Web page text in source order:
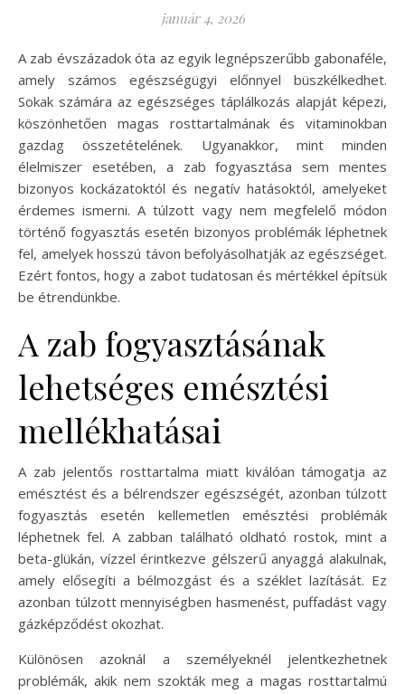
január 4, 2026
A zab évszázadok óta az egyik legnépszerűbb gabonaféle,
amely számos egészségügyi előnnyel büszkélkedhet.
Sokak számára az egészséges táplálkozás alapját képezi,
köszönhetően magas rosttartalmának és vitaminokban
gazdag összetételének. Ugyanakkor, mint minden
élelmiszer esetében, a zab fogyasztása sem mentes
bizonyos kockázatoktól és negatív hatásoktól, amelyeket
érdemes ismerni. A túlzott vagy nem megfelelő módon
történő fogyasztás esetén bizonyos problémák léphetnek
fel, amelyek hosszú távon befolyásolhatják az egészséget.
Ezért fontos, hogy a zabot tudatosan és mértékkel építsük
be étrendünkbe.
A zab fogyasztásának
lehetséges emésztési
mellékhatásai
A zab jelentős rosttartalma miatt kiválóan támogatja az
emésztést és a bélrendszer egészségét, azonban túlzott
fogyasztás esetén kellemetlen emésztési problémák
léphetnek fel. A zabban található oldható rostok, mint a
beta-glükán, vízzel érintkezve gélszerű anyaggá alakulnak,
amely elősegíti a bélmozgást és a széklet lazítását. Ez
azonban túlzott mennyiségben hasmenést, puffadást vagy
gázképződést okozhat.
Különösen azoknál a személyeknél jelentkezhetnek
problémák, akik nem szokták meg a magas rosttartalmú